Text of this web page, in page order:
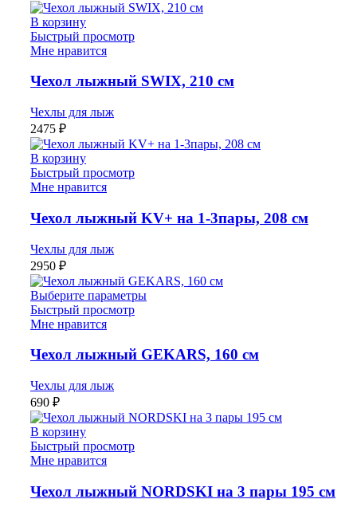
В корзину
Быстрый просмотр
Мне нравится
Чехол лыжный SWIX, 210 см
Чехлы для лыж
2475 ₽
В корзину
Быстрый просмотр
Мне нравится
Чехол лыжный KV+ на 1-3пары, 208 см
Чехлы для лыж
2950 ₽
Выберите параметры
Быстрый просмотр
Мне нравится
Чехол лыжный GEKARS, 160 см
Чехлы для лыж
690 ₽
В корзину
Быстрый просмотр
Мне нравится
Чехол лыжный NORDSKI на 3 пары 195 см